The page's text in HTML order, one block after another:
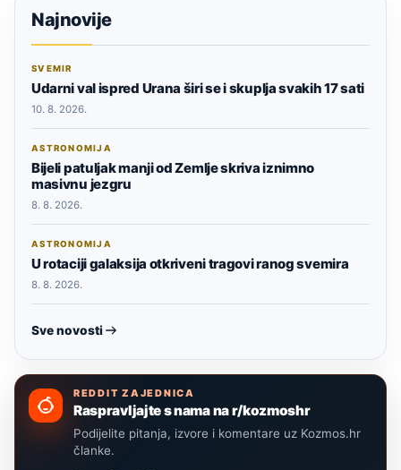
Najnovije
SVEMIR
Udarni val ispred Urana širi se i skuplja svakih 17 sati
10. 8. 2026.
ASTRONOMIJA
Bijeli patuljak manji od Zemlje skriva iznimno
masivnu jezgru
8. 8. 2026.
ASTRONOMIJA
U rotaciji galaksija otkriveni tragovi ranog svemira
8. 8. 2026.
Sve novosti
REDDIT ZAJEDNICA
Raspravljajte s nama na r/kozmoshr
Podijelite pitanja, izvore i komentare uz Kozmos.hr
članke.